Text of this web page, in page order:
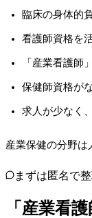
臨床の身体的
看護師資格を
「産業看護師
保健師資格が
求人が少なく
産業保健の分野は
まずは匿名で
「産業看